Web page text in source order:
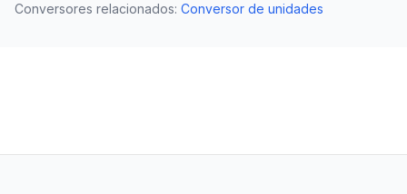
Conversores relacionados: Conversor de unidades